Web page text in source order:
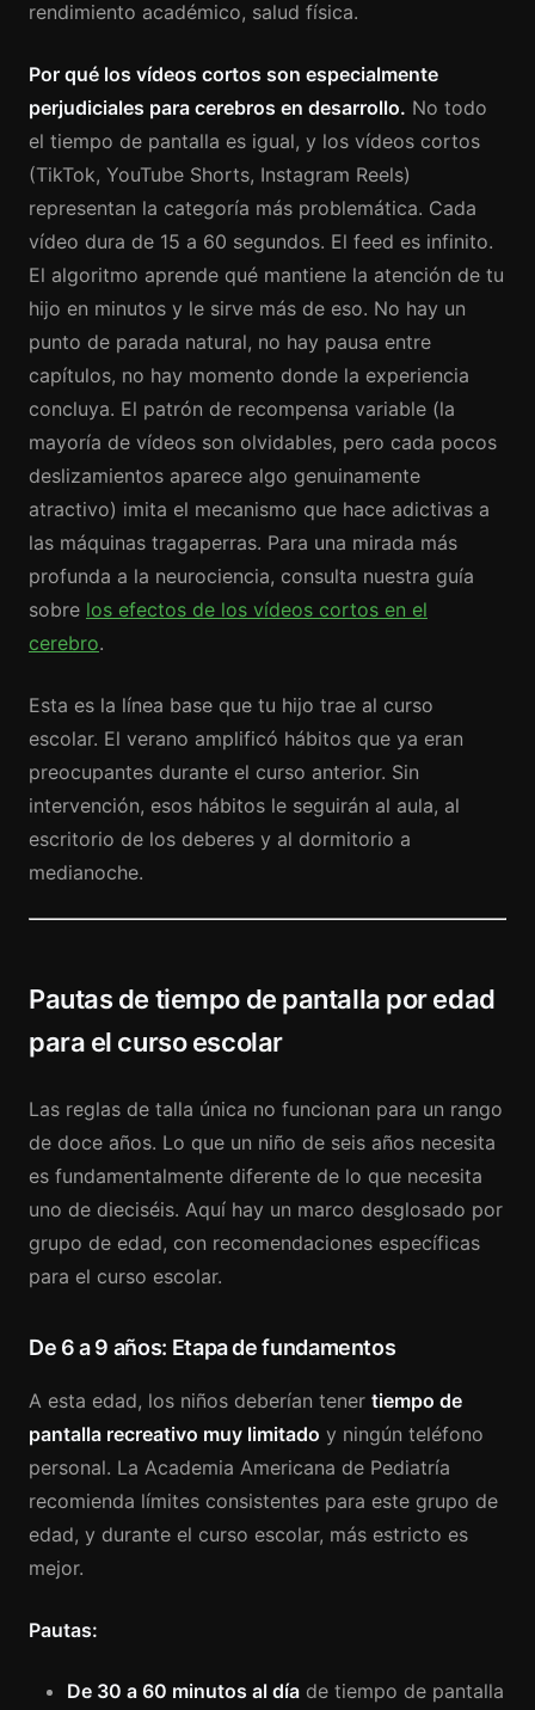
rendimiento académico, salud física.
Por qué los vídeos cortos son especialmente
perjudiciales para cerebros en desarrollo. No todo
el tiempo de pantalla es igual, y los vídeos cortos
(TikTok, YouTube Shorts, Instagram Reels)
representan la categoría más problemática. Cada
vídeo dura de 15 a 60 segundos. El feed es infinito.
El algoritmo aprende qué mantiene la atención de tu
hijo en minutos y le sirve más de eso. No hay un
punto de parada natural, no hay pausa entre
capítulos, no hay momento donde la experiencia
concluya. El patrón de recompensa variable (la
mayoría de vídeos son olvidables, pero cada pocos
deslizamientos aparece algo genuinamente
atractivo) imita el mecanismo que hace adictivas a
las máquinas tragaperras. Para una mirada más
profunda a la neurociencia, consulta nuestra guía
sobre los efectos de los vídeos cortos en el
cerebro.
Esta es la línea base que tu hijo trae al curso
escolar. El verano amplificó hábitos que ya eran
preocupantes durante el curso anterior. Sin
intervención, esos hábitos le seguirán al aula, al
escritorio de los deberes y al dormitorio a
medianoche.
Pautas de tiempo de pantalla por edad
para el curso escolar
Las reglas de talla única no funcionan para un rango
de doce años. Lo que un niño de seis años necesita
es fundamentalmente diferente de lo que necesita
uno de dieciséis. Aquí hay un marco desglosado por
grupo de edad, con recomendaciones específicas
para el curso escolar.
De 6 a 9 años: Etapa de fundamentos
A esta edad, los niños deberían tener tiempo de
pantalla recreativo muy limitado y ningún teléfono
personal. La Academia Americana de Pediatría
recomienda límites consistentes para este grupo de
edad, y durante el curso escolar, más estricto es
mejor.
Pautas:
De 30 a 60 minutos al día de tiempo de pantalla